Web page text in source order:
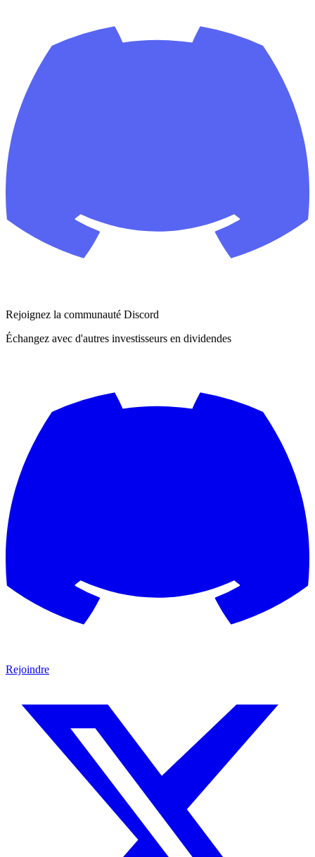
Rejoignez la communauté Discord
Échangez avec d'autres investisseurs en dividendes
Rejoindre